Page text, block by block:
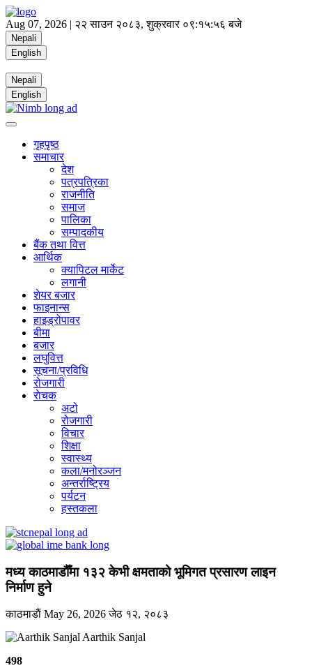
Aug 07, 2026 | २२ साउन २०८३, शुक्रवार ०९:१५:५७ बजे
Nepali
English
Nepali
English
गृहपृष्ठ
समाचार
देश
पत्रपत्रिका
राजनीति
समाज
पालिका
सम्पादकीय
बैंक तथा वित्त
आर्थिक
क्यापिटल मार्केट
लगानी
शेयर बजार
फाइनान्स
हाइड्रोपावर
बीमा
बजार
लघुवित्त
सूचना/प्रविधि
रोजगारी
राेचक
अटो
रोजगारी
विचार
शिक्षा
स्वास्थ्य
कला/मनोरञ्जन
अन्तर्राष्ट्रिय
पर्यटन
हस्तकला
मध्य काठमाडौँमा १३२ केभी क्षमताको भूमिगत प्रसारण लाइन
निर्माण हुने
काठमाडाैं May 26, 2026जेठ १२, २०८३
Aarthik Sanjal
498